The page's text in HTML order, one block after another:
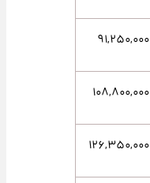
۹۱,۲۵۰,۰۰۰
۱۰۸,۸۰۰,۰۰۰
۱۲۶,۳۵۰,۰۰۰